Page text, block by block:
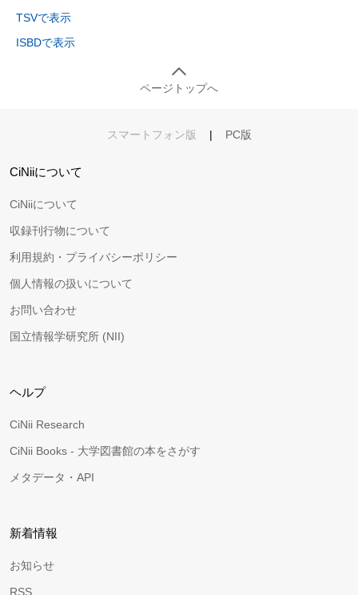
TSVで表示
ISBDで表示
ページトップへ
スマートフォン版 | PC版
CiNiiについて
CiNiiについて
収録刊行物について
利用規約・プライバシーポリシー
個人情報の扱いについて
お問い合わせ
国立情報学研究所 (NII)
ヘルプ
CiNii Research
CiNii Books - 大学図書館の本をさがす
メタデータ・API
新着情報
お知らせ
RSS